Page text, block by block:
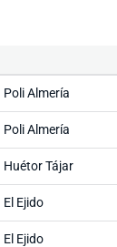
Poli Almería
Poli Almería
Huétor Tájar
El Ejido
El Ejido